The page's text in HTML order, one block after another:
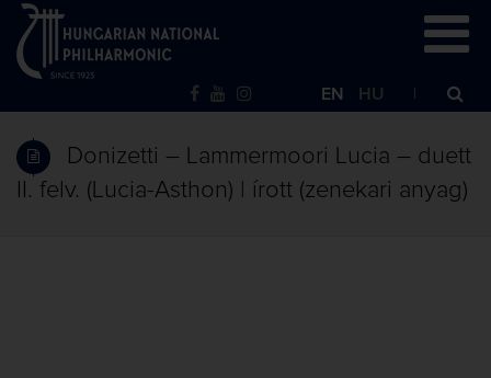
EN HU
Donizetti – Lammermoori Lucia – duett
II. felv. (Lucia-Asthon) | írott (zenekari anyag)